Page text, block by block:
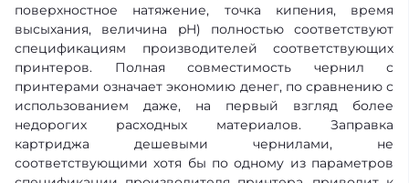
поверхностное натяжение, точка кипения, время
высыхания, величина pH) полностью соответствуют
спецификациям производителей соответствующих
принтеров. Полная совместимость чернил с
принтерами означает экономию денег, по сравнению с
использованием даже, на первый взгляд более
недорогих расходных материалов. Заправка
картриджа дешевыми чернилами, не
соответствующими хотя бы по одному из параметров